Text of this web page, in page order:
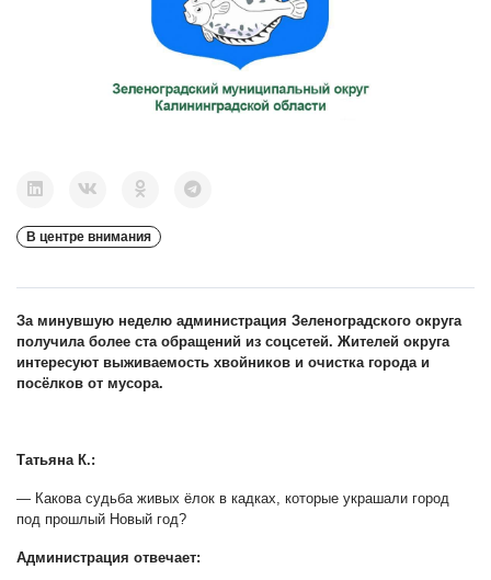
В центре внимания
За минувшую неделю администрация Зеленоградского округа
получила более ста обращений из соцсетей. Жителей округа
интересуют выживаемость хвойников и очистка города и
посёлков от мусора.
Татьяна К.:
— Какова судьба живых ёлок в кадках, которые украшали город
под прошлый Новый год?
Администрация отвечает: